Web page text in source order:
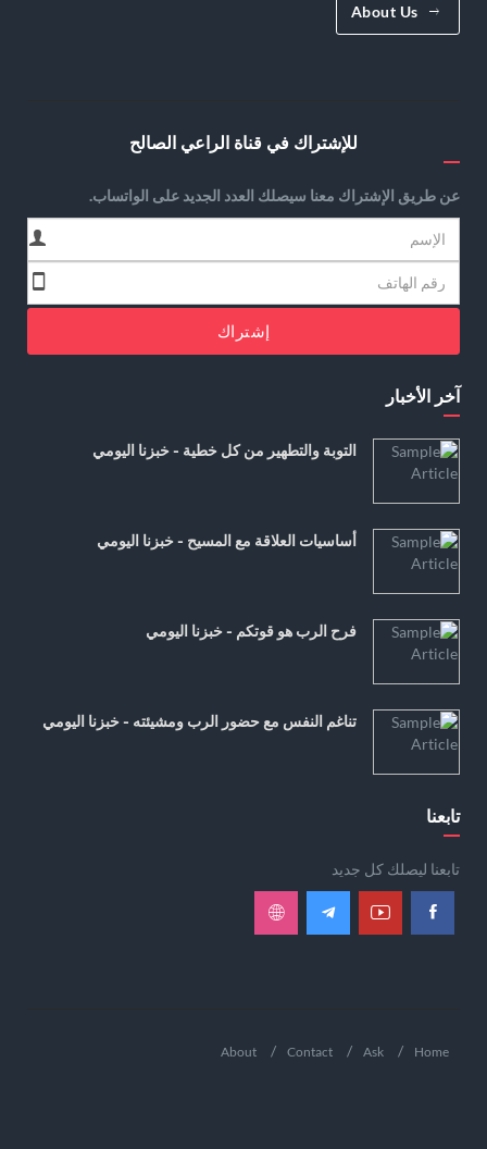
About Us
للإشتراك في قناة الراعي الصالح
عن طريق الإشتراك معنا سيصلك العدد الجديد على الواتساب.
إشتراك
آخر الأخبار
التوبة والتطهير من كل خطية - خبزنا اليومي
أساسيات العلاقة مع المسيح - خبزنا اليومي
فرح الرب هو قوتكم - خبزنا اليومي
تناغم النفس مع حضور الرب ومشيئته - خبزنا اليومي
تابعنا
تابعنا ليصلك كل جديد
Home
Ask
Contact
About